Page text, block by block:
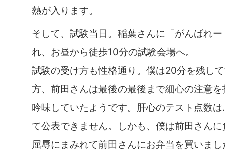
熱が入ります。
そして、試験当日。稲葉さんに「がんばれ
れ、お昼から徒歩10分の試験会場へ。
試験の受け方も性格通り。僕は20分を残し
方、前田さんは最後の最後まで細心の注意
吟味していたようです。肝心のテスト点数
て公表できません。しかも、僕は前田さん
屈辱にまみれて前田さんにお弁当を買いま